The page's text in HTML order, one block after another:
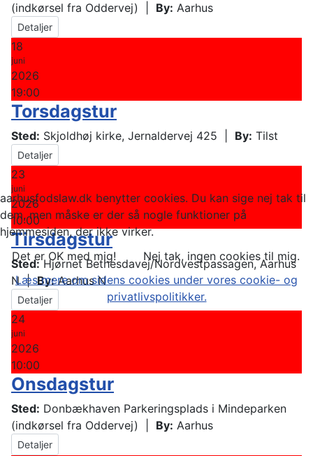
(indkørsel fra Oddervej)
By: Aarhus
Detaljer
18
juni
2026
19:00
Torsdagstur
Sted: Skjoldhøj kirke, Jernaldervej 425 By: Tilst
Detaljer
23
juni
2026
10:00
Tirsdagstur
Sted:Hjørnet Bethesdavej/Nordvestpassagen, Aarhus
N| By:Aarhus N
Detaljer
24
juni
2026
10:00
Onsdagstur
Sted: Donbækhaven Parkeringsplads i Mindeparken
(indkørsel fra Oddervej)
By: Aarhus
Detaljer
aarhusfodslaw.dk benytter cookies. Du kan sige nej tak til
dem, men måske er der så nogle funktioner på
hjemmesiden, der ikke virker.
Det er OK med mig!
Nej tak, ingen cookies til mig.
Læs mere om sidens cookies under vores cookie- og
privatlivspolitikker.